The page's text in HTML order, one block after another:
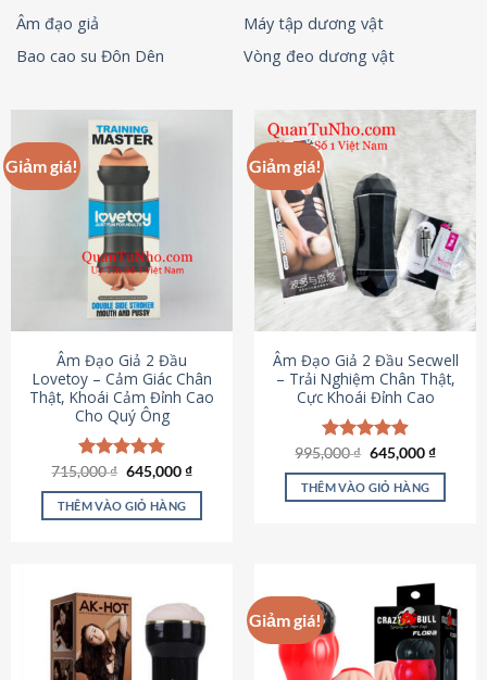
Âm đạo giả
Máy tập dương vật
Bao cao su Đôn Dên
Vòng đeo dương vật
Giảm giá!
Âm Đạo Giả 2 Đầu
Lovetoy – Cảm Giác Chân
Thật, Khoái Cảm Đỉnh Cao
Cho Quý Ông
Được xếp
hạng4.79
5 sao
715,000₫ Giá
là:
715,000 ₫.
645,000₫Giá
tại
THÊM VÀO GIỎ HÀNG
Giảm giá!
Âm Đạo Giả 2 Đầu Secwell
– Trải Nghiệm Chân Thật,
Cực Khoái Đỉnh Cao
Được xếp
hạng4.88
5 sao
995,000₫ Giá
là:
995,000 ₫.
645,000₫Giá
tại
THÊM VÀO GIỎ HÀNG
Giảm giá!